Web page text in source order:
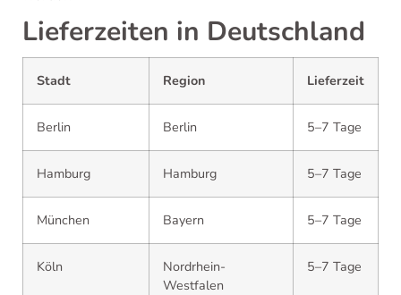
Lieferzeiten in Deutschland
Stadt Region Lieferzeit
Berlin Berlin 5–7 Tage
Hamburg Hamburg 5–7 Tage
München Bayern 5–7 Tage
Köln
Nordrhein-
Westfalen
5–7 Tage